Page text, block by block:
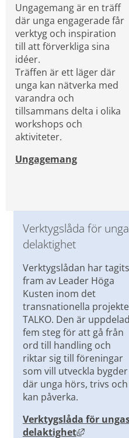
Ungagemang är en träff
där unga engagerade får
verktyg och inspiration
till att förverkliga sina
idéer.
Träffen är ett läger där
unga kan nätverka med
varandra och
tillsammans delta i olika
workshops och
aktiviteter.
Ungagemang
Verktygslåda för
delaktighet
Verktygslådan har tagits
fram av Leader Höga
Kusten inom det
transnationella
TALKO. Den är
fem steg för att gå från
ord till handling och
riktar sig till föreningar
som vill utveckla bygder
där unga hörs, trivs och
kan påverka.
Verktygslåda för
delaktighet Länk till